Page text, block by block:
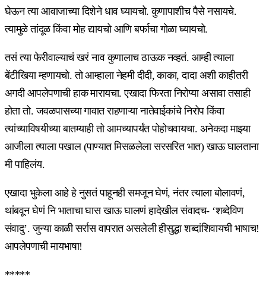
घेऊन त्या आवाजाच्या दिशेने धाव घ्यायचो. कुणापाशीच पैसे नसायचे.
त्यामुळे तांदूळ किंवा मोह द्यायचो आणि बर्फाचा गोळा घ्यायचो.
तसं त्या फेरीवाल्याचं खरं नाव कुणालाच ठाऊक नव्हतं. आम्ही त्याला
बेंटीखिया म्हणायचो. तो आम्हाला नेहमी दीदी, काका, दादा अशी काहीतरी
अगदी आपलेपणाची हाक मारायचा. एखादा फिरता निरोप्या असावा तसाही
होता तो. जवळपासच्या गावात राहणाऱ्या नातेवाईकांचे निरोप किंवा
त्यांच्याविषयीच्या बातम्याही तो आमच्यापर्यंत पोहोचवायचा. अनेकदा माझ्या
आजीला त्याला पखाल (पाण्यात मिसळलेला सरसरित भात) खाऊ घालताना
मी पाहिलंय.
एखादा भुकेला आहे हे नुसतं पाहूनही समजून घेणं, नंतर त्याला बोलावणं,
थांबवून घेणं नि भाताचा घास खाऊ घालणं हादेखील संवादच- ‘शब्देविण
संवादु’. जुन्या काळी सर्रास वापरात असलेली हीसुद्धा शब्दांशिवायची भाषाच!
आपलेपणाची मायभाषा!
*****